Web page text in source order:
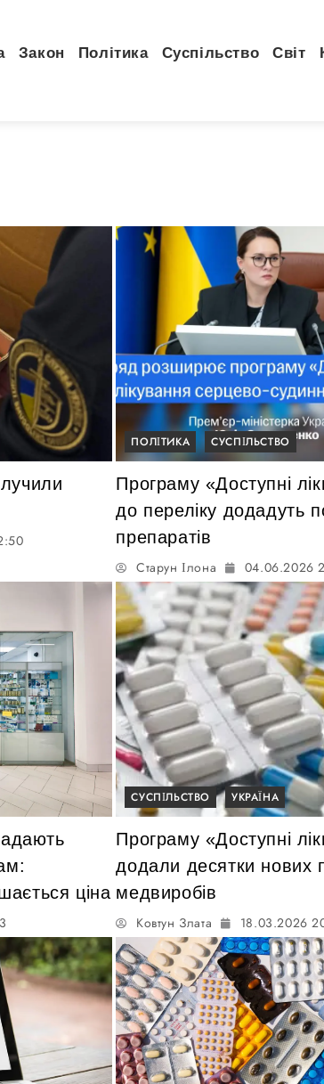
Закон Політика Суспільство Світ
ПОЛІТИКА СУСПІЛЬСТВО
Програму «Доступні
до переліку додадуть
препаратів
Старун Ілона 04.06.2026
ціна
СУСПІЛЬСТВО УКРАЇНА
Програму «Доступні
додали десятки нових
медвиробів
Ковтун Злата 18.03.2026